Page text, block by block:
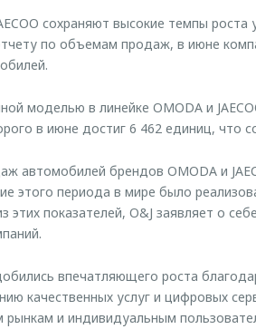
сохраняют высокие темпы
по объемам продаж, в июне
моделью в линейке OMODA и
в июне достиг 6 462 единиц, что
автомобилей брендов OMODA и
этого периода в мире было
этих показателей, O&J заявляет о
впечатляющего роста
качественных услуг и цифровых
рынкам и индивидуальным